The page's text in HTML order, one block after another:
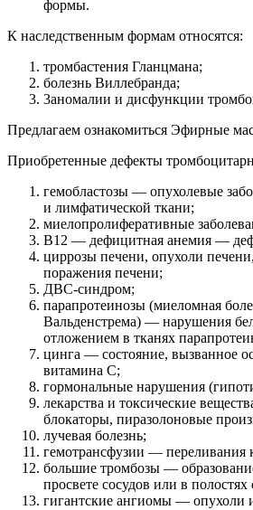
формы.
К наследственным формам относятся:
тромбастения Гланцмана;
болезнь Виллебранда;
3аномалии и дисфункции
Предлагаем ознакомиться Эфирные
Приобретенные дефекты
гемобластозы — опухолевые
и лимфатической ткани;
миелопролиферативные
В12 — дефицитная анемия —
циррозы печени, опухоли
поражения печени;
ДВС-синдром;
парапротеинозы (миеломная
Вальденстрема) — нарушения
отложением в тканях
цинга — состояние, вызванное
витамина С;
гормональные нарушения
лекарства и токсические
блокаторы, пиразолоновые
лучевая болезнь;
гемотрансфузии — переливания
большие тромбозы —
просвете сосудов или в полостях
гигантские ангиомы — опухоли